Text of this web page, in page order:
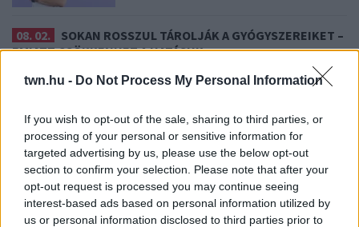
twn.hu - Do Not Process My Personal Information
If you wish to opt-out of the sale, sharing to third parties, or
processing of your personal or sensitive information for
targeted advertising by us, please use the below opt-out
section to confirm your selection. Please note that after your
opt-out request is processed you may continue seeing
interest-based ads based on personal information utilized by
us or personal information disclosed to third parties prior to
08. 02.
SOKAN ROSSZUL TÁROLJÁK A GYÓGYSZEREIKET –
EMIATT CSÖKKENHET A HATÁSUK
VITAMINHIÁNY – ILYEN JELEKRE FIGYELJ
Erre figyelj!
07. 31.
NEM A CITROMSAV, AZ ECET VAGY A
SZÓDABIKARBÓNA A LEGERŐSEBB: EZT HASZNÁLJÁK A
SZÁLLODÁKBAN A VÍZKŐ ELLEN
Ez a szer tényleg eltünteti a vízkövet